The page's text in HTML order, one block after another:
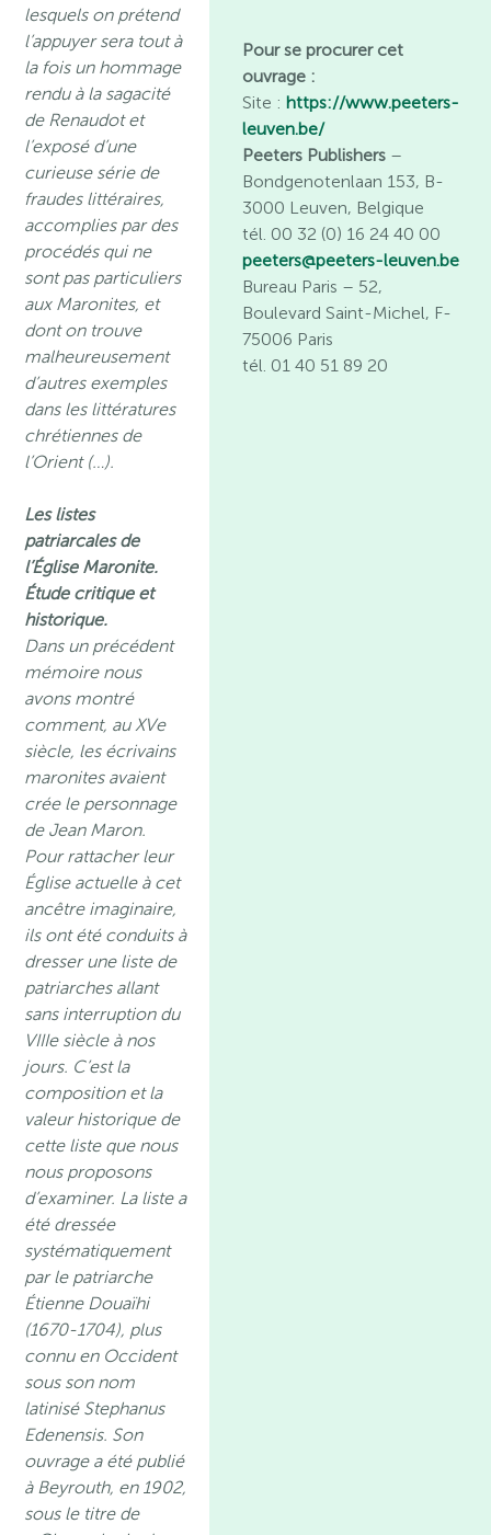
lesquels on prétend
l’appuyer sera tout à
la fois un hommage
rendu à la sagacité
de Renaudot et
l’exposé d’une
curieuse série de
fraudes littéraires,
accomplies par des
procédés qui ne
sont pas particuliers
aux Maronites, et
dont on trouve
malheureusement
d’autres exemples
dans les littératures
chrétiennes de
l’Orient (…).
Les listes
patriarcales de
l’Église Maronite.
Étude critique et
historique.
Dans un précédent
mémoire nous
avons montré
comment, au XVe
siècle, les écrivains
maronites avaient
crée le personnage
de Jean Maron.
Pour rattacher leur
Église actuelle à cet
ancêtre imaginaire,
ils ont été conduits à
dresser une liste de
patriarches allant
sans interruption du
VIIIe siècle à nos
jours. C’est la
composition et la
valeur historique de
cette liste que nous
nous proposons
d’examiner. La liste a
été dressée
systématiquement
par le patriarche
Étienne Douaïhi
(1670-1704), plus
connu en Occident
sous son nom
latinisé Stephanus
Edenensis. Son
ouvrage a été publié
à Beyrouth, en 1902,
sous le titre de
Pour se procurer cet
ouvrage :
Site :https://www.peeters-
leuven.be/
Peeters Publishers –
Bondgenotenlaan 153, B-
3000 Leuven, Belgique
tél. 00 32 (0) 16 24 40 00
peeters@peeters-leuven.be
Bureau Paris – 52,
Boulevard Saint-Michel, F-
75006 Paris
tél. 01 40 51 89 20